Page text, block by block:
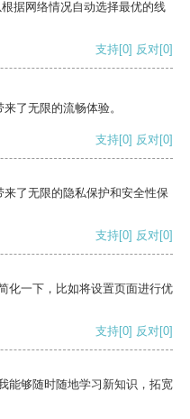
据网络情况自动选择最优的线
支持[0] 反对[0]
了无限的流畅体验。
支持[0] 反对[0]
了无限的隐私保护和安全性保
支持[0] 反对[0]
化一下，比如将设置页面进行优
支持[0] 反对[0]
能够随时随地学习新知识，拓宽